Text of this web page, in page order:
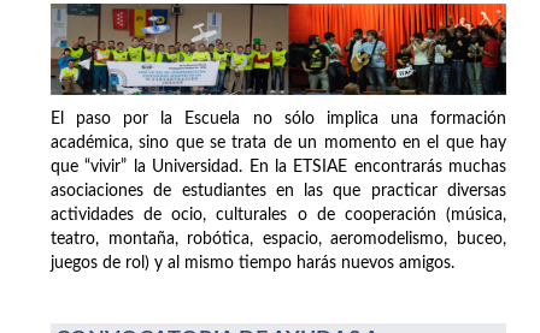
El paso por la Escuela no sólo implica una formación
académica, sino que se trata de un momento en el que hay
que “vivir” la Universidad. En la ETSIAE encontrarás muchas
asociaciones de estudiantes en las que practicar diversas
actividades de ocio, culturales o de cooperación (música,
teatro, montaña, robótica, espacio, aeromodelismo, buceo,
juegos de rol) y al mismo tiempo harás nuevos amigos.